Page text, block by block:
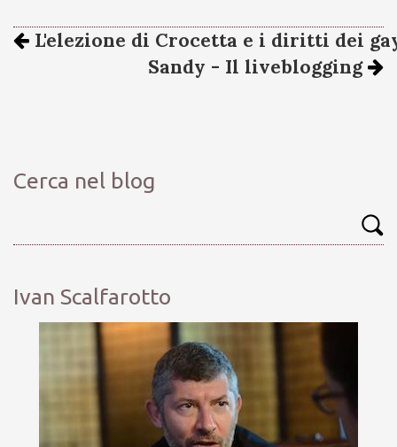
L'elezione di Crocetta e i diritti dei
Sandy - Il liveblogging
Cerca nel blog
Ivan Scalfarotto